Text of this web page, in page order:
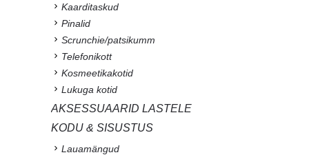
Kaarditaskud
Pinalid
Scrunchie/patsikumm
Telefonikott
Kosmeetikakotid
Lukuga kotid
AKSESSUAARID LASTELE
KODU & SISUSTUS
Lauamängud